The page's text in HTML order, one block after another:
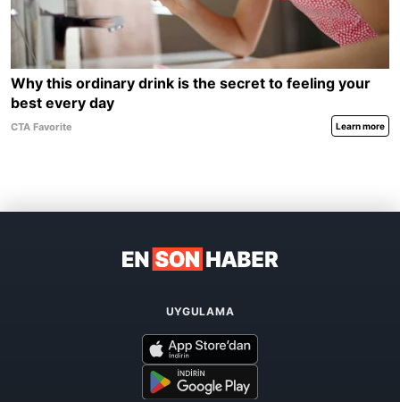
UYGULAMA